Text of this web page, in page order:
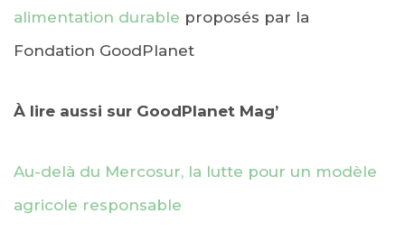
alimentation durable proposés par la
Fondation GoodPlanet
À lire aussi sur GoodPlanet Mag’
Au-delà du Mercosur, la lutte pour un modèle
agricole responsable